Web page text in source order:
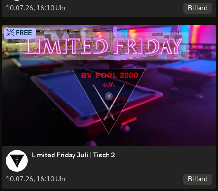
10.07.26, 16:10 Uhr Billard
FREE
Limited Friday Juli | Tisch 2
10.07.26, 16:10 Uhr Billard